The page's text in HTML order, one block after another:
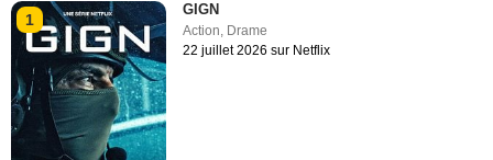
1
GIGN
Action, Drame
22 juillet 2026 sur Netflix